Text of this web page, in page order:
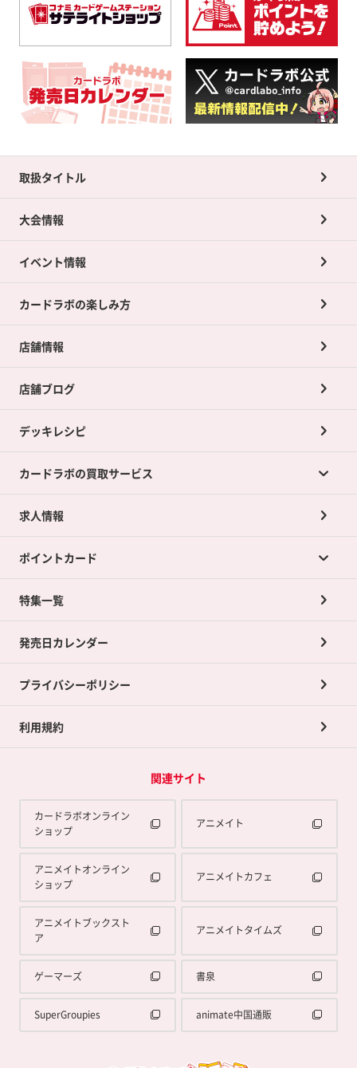
取扱タイトル
大会情報
イベント情報
カードラボの楽しみ方
店舗情報
店舗ブログ
デッキレシピ
カードラボの買取サービス
カードラボの買取サービスTOP
店舗買取について
ネット買取について
買取承諾書について
求人情報
ポイントカード
ポイントカードTOP
ポイント交換景品
特集一覧
発売日カレンダー
プライバシーポリシー
利用規約
関連サイト
カードラボオンライン
ショップ
アニメイト
アニメイトオンライン
ショップ
アニメイトカフェ
アニメイトブックスト
ア
アニメイトタイムズ
ゲーマーズ 書泉
SuperGroupies animate中国通販